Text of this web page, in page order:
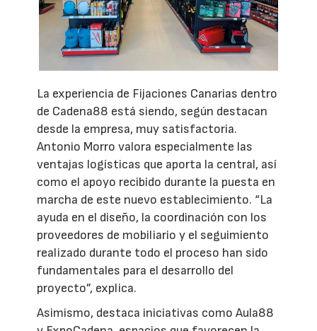
La experiencia de Fijaciones Canarias dentro
de Cadena88 está siendo, según destacan
desde la empresa, muy satisfactoria.
Antonio Morro valora especialmente las
ventajas logísticas que aporta la central, así
como el apoyo recibido durante la puesta en
marcha de este nuevo establecimiento. “La
ayuda en el diseño, la coordinación con los
proveedores de mobiliario y el seguimiento
realizado durante todo el proceso han sido
fundamentales para el desarrollo del
proyecto”, explica.
Asimismo, destaca iniciativas como Aula88